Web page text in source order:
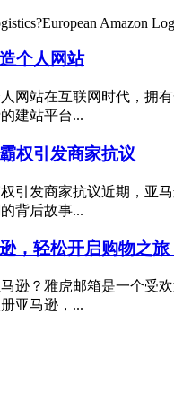
Amazon
个人网站
网站在互联网时代，拥
建站平台...
权引发商家抗议
引发商家抗议近期，亚
背后故事...
，轻松开启购物之旅
逊？雅虎邮箱是一个受
亚马逊，...